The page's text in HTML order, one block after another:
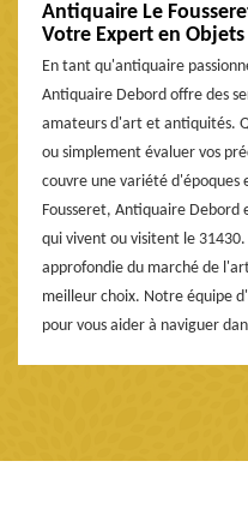
Antiquaire Le
Votre Expert en
En tant qu'antiquaire
Antiquaire Debord offre des
amateurs d'art et antiquités.
ou simplement évaluer vos
couvre une variété d'époques
Fousseret, Antiquaire Debord
qui vivent ou visitent le
approfondie du marché de
meilleur choix. Notre équipe
pour vous aider à naviguer